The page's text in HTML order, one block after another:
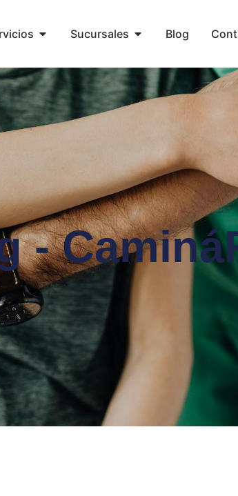
Sucursales Blog
-